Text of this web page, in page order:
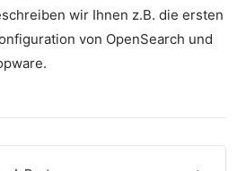
wir Ihnen z.B. die ersten
von OpenSearch und